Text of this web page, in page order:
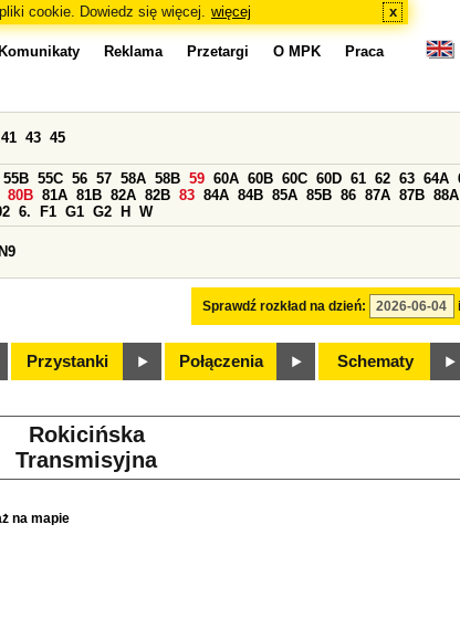
cookie. Dowiedz się więcej. więcej x
Komunikaty Reklama Przetargi O MPK Praca
Sprawdź rozkład na dzień:
41 43 45
55B 55C 56 57 58A 58B 59 60A 60B 60C 60D 61 62 63 64A
80B 81A 81B 82A 82B 83 84A 84B 85A 85B 86 87A 87B 88A
6. F1 G1 G2 H W
N9
Przystanki Połączenia Schematy
Rokicińska
Transmisyjna
na mapie